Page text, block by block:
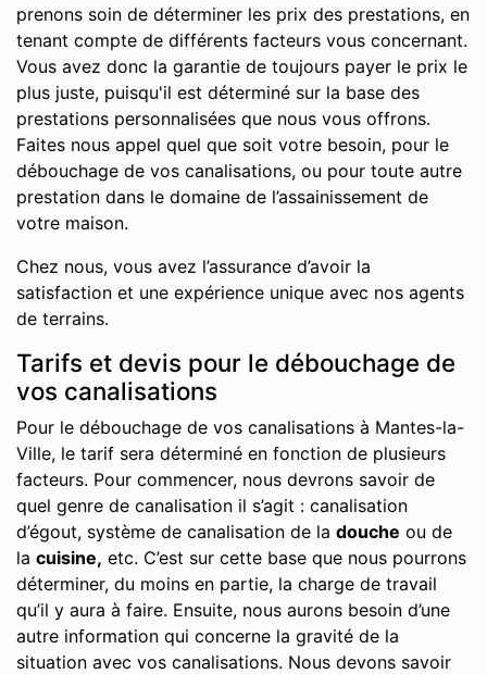
prenons soin de déterminer les prix des prestations, en
tenant compte de différents facteurs vous concernant.
Vous avez donc la garantie de toujours payer le prix le
plus juste, puisqu'il est déterminé sur la base des
prestations personnalisées que nous vous offrons.
Faites nous appel quel que soit votre besoin, pour le
débouchage de vos canalisations, ou pour toute autre
prestation dans le domaine de l’assainissement de
votre maison.
Chez nous, vous avez l’assurance d’avoir la
satisfaction et une expérience unique avec nos agents
de terrains.
Tarifs et devis pour le débouchage de
vos canalisations
Pour le débouchage de vos canalisations à Mantes-la-
Ville, le tarif sera déterminé en fonction de plusieurs
facteurs. Pour commencer, nous devrons savoir de
quel genre de canalisation il s’agit : canalisation
d’égout, système de canalisation de la douche ou de
la cuisine, etc. C’est sur cette base que nous pourrons
déterminer, du moins en partie, la charge de travail
qu’il y aura à faire. Ensuite, nous aurons besoin d’une
autre information qui concerne la gravité de la
situation avec vos canalisations. Nous devons savoir